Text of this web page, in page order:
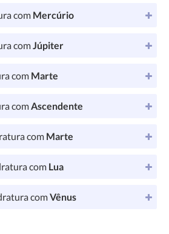
com Mercúrio
comJúpiter
com Marte
comAscendente
com Marte
com Lua
comVênus